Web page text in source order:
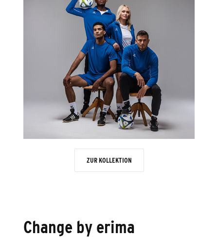
Change by erima
ZUR KOLLEKTION